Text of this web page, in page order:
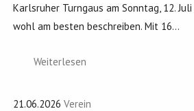
Karlsruher Turngaus am Sonntag, 12.
wohl am besten beschreiben. Mit 16...
Weiterlesen
21.06.2026 Verein